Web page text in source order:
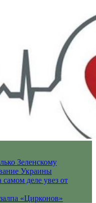
Зеленскому
Украины
деле увез от
«Цирконов»